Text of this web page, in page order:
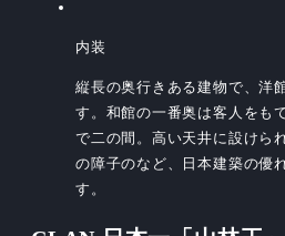
内装
縦長の奥行きある建物で、洋
す。和館の一番奥は客人をも
で二の間。高い天井に設けら
の障子のなど、日本建築の優
す。